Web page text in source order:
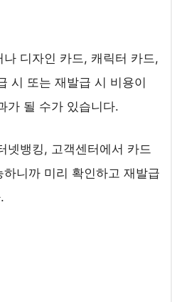
디자인 카드, 캐릭터 카드,
시 또는 재발급 시 비용이
될 수가 있습니다.
넷뱅킹, 고객센터에서 카드
니까 미리 확인하고 재발급